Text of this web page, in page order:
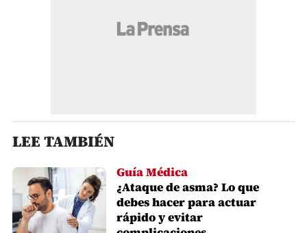
LEE TAMBIÉN
Guía Médica
¿Ataque de asma? Lo que
debes hacer para actuar
rápido y evitar